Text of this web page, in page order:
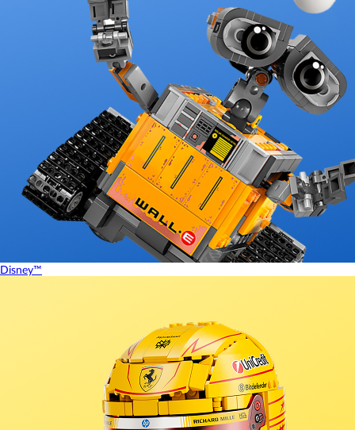
Disney™